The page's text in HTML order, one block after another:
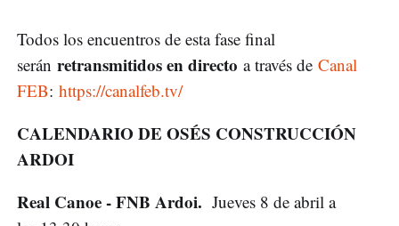
Todos los encuentros de esta fase final
serán retransmitidos en directo a través de Canal
FEB: https://canalfeb.tv/
CALENDARIO DE OSÉS CONSTRUCCIÓN
ARDOI
Real Canoe - FNB Ardoi. Jueves 8 de abril a